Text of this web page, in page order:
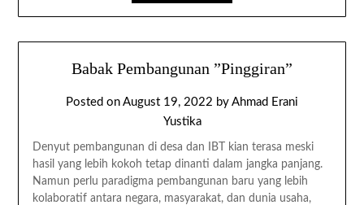
Babak Pembangunan ”Pinggiran”
Posted on August 19, 2022 by Ahmad Erani
Yustika
Denyut pembangunan di desa dan IBT kian terasa meski
hasil yang lebih kokoh tetap dinanti dalam jangka panjang.
Namun perlu paradigma pembangunan baru yang lebih
kolaboratif antara negara, masyarakat, dan dunia usaha,